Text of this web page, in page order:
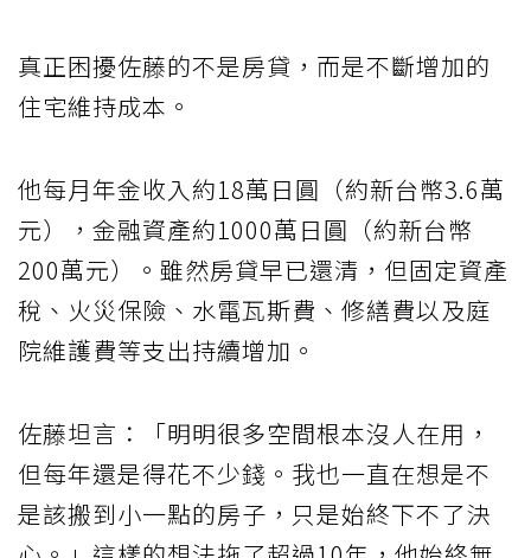
真正困擾佐藤的不是房貸，而是不斷增加的
住宅維持成本。
他每月年金收入約18萬日圓（約新台幣3.6萬
元），金融資產約1000萬日圓（約新台幣
200萬元）。雖然房貸早已還清，但固定資產
稅、火災保險、水電瓦斯費、修繕費以及庭
院維護費等支出持續增加。
佐藤坦言：「明明很多空間根本沒人在用，
但每年還是得花不少錢。我也一直在想是不
是該搬到小一點的房子，只是始終下不了決